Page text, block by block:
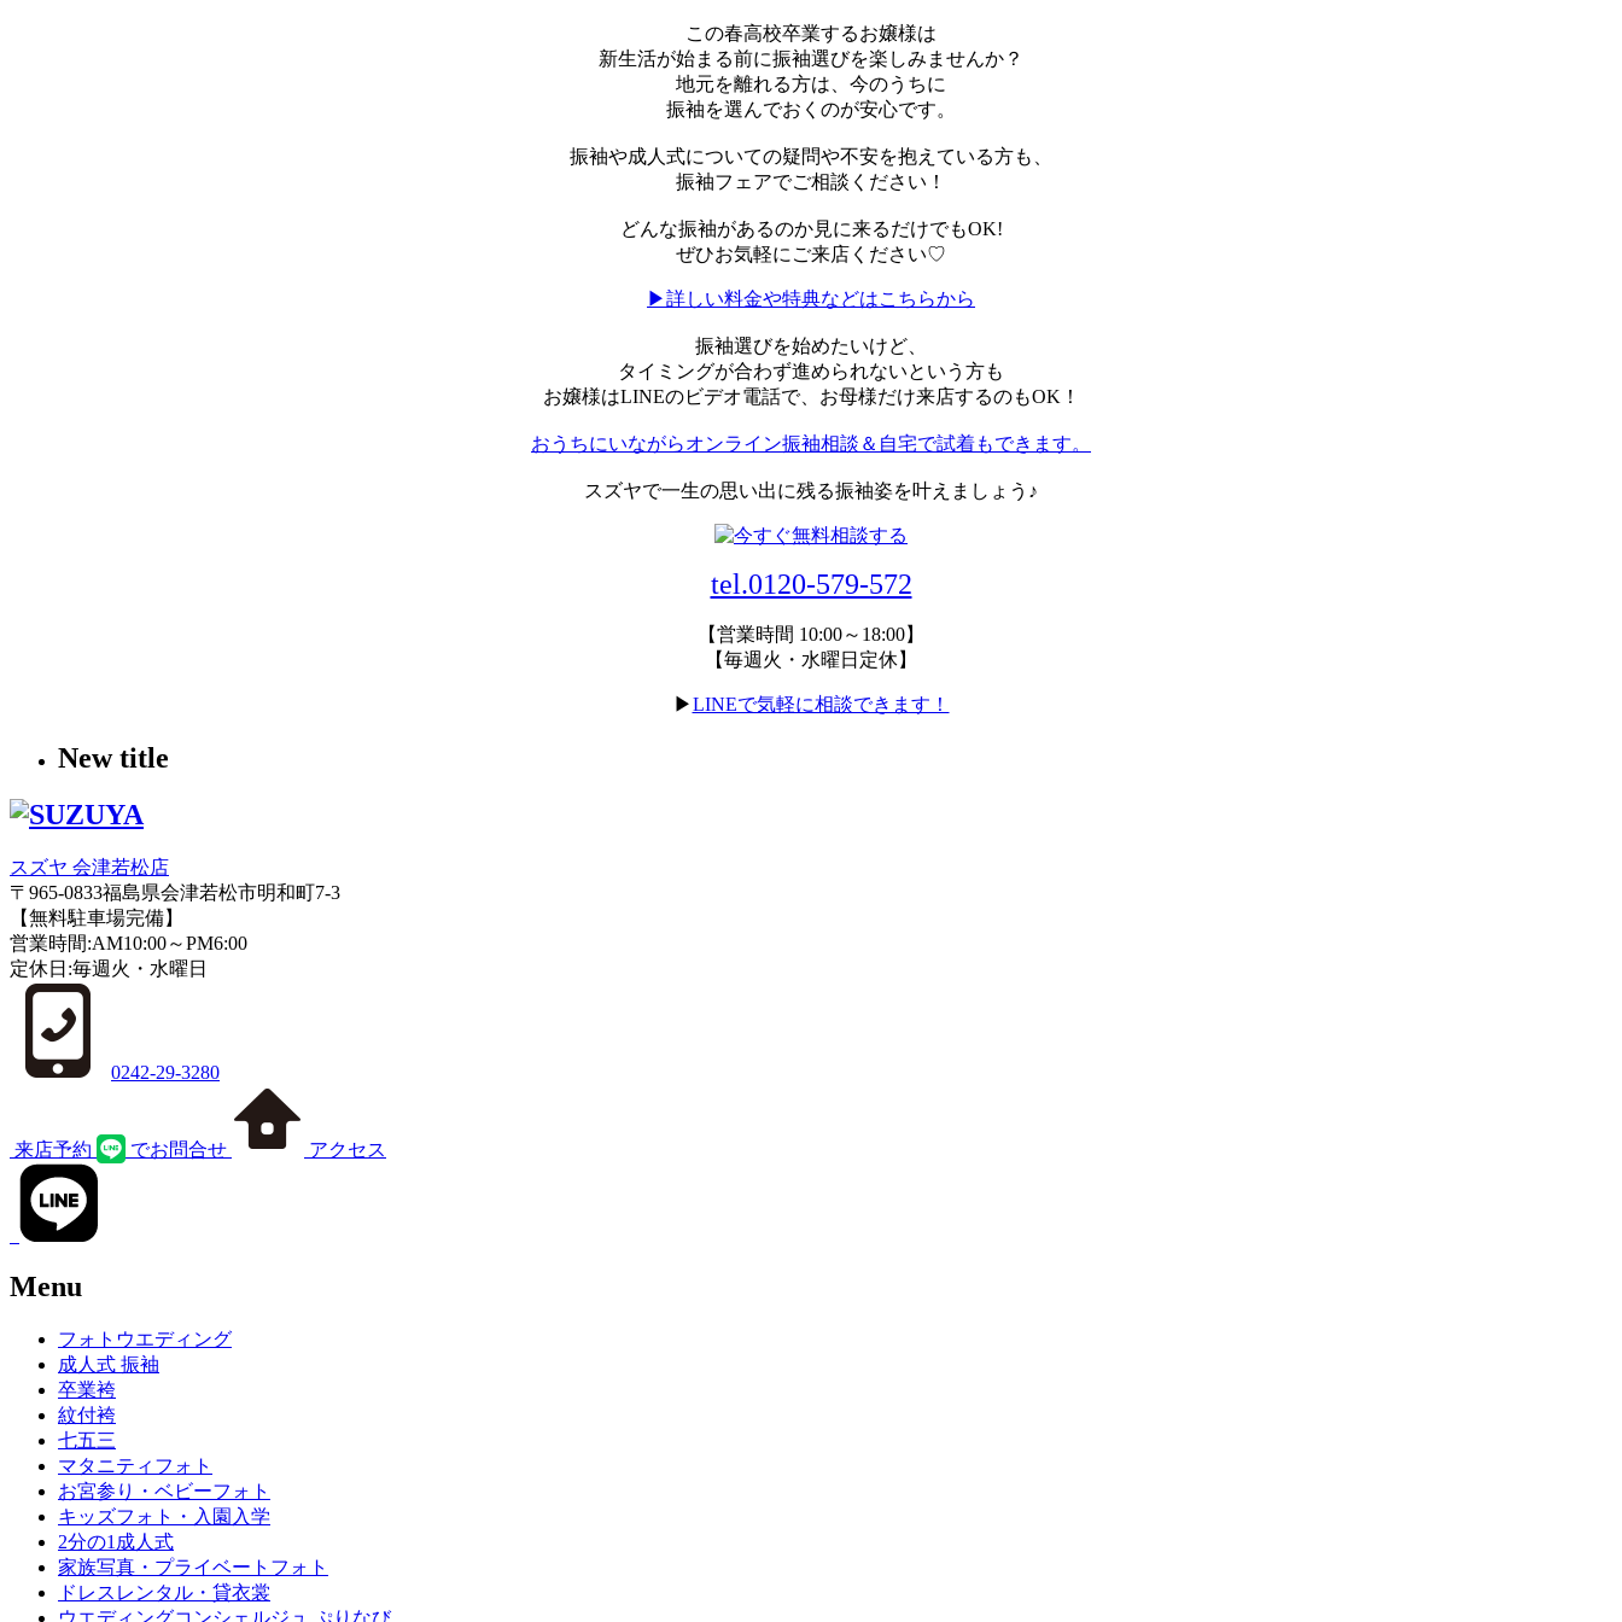
この春高校卒業するお嬢様は
新生活が始まる前に振袖選びを楽しみませんか？
地元を離れる方は、今のうちに
振袖を選んでおくのが安心です。
振袖や成人式についての疑問や不安を抱えている方も、
振袖フェアでご相談ください！
どんな振袖があるのか見に来るだけでもOK!
ぜひお気軽にご来店ください♡
▶詳しい料金や特典などはこちらから
振袖選びを始めたいけど、
タイミングが合わず進められないという方も
お嬢様はLINEのビデオ電話で、お母様だけ来店するのもOK！
おうちにいながらオンライン振袖相談＆自宅で試着もできます。
スズヤで一生の思い出に残る振袖姿を叶えましょう♪
tel.0120-579-572
【営業時間 10:00～18:00】
【毎週火・水曜日定休】
▶LINEで気軽に相談できます！
New title
スズヤ 会津若松店
〒965-0833福島県会津若松市明和町7-3
【無料駐車場完備】
営業時間:AM10:00～PM6:00
定休日:毎週火・水曜日
0242-29-3280
来店予約 でお問合せ アクセス
Menu
フォトウエディング
成人式 振袖
卒業袴
紋付袴
七五三
マタニティフォト
お宮参り・ベビーフォト
キッズフォト・入園入学
2分の1成人式
家族写真・プライベートフォト
ドレスレンタル・貸衣裳
ウエディングコンシェルジュ ぷりなび